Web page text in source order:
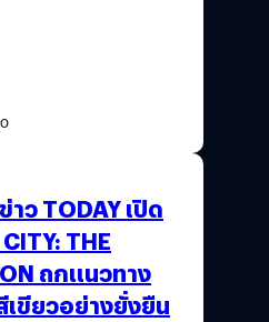
ว TODAY เปิด
THE
ถกแนวทาง
ขียวอย่างยั่งยืน